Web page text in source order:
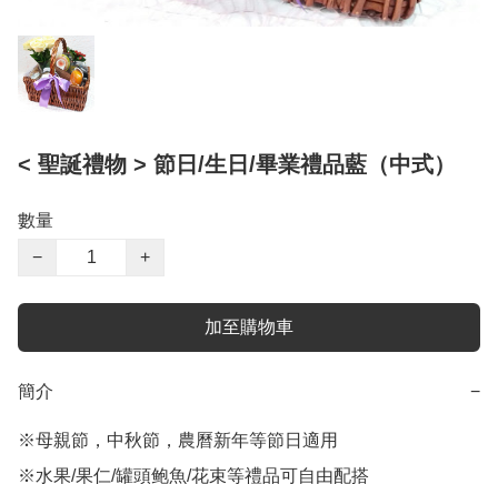
< 聖誕禮物 > 節日/生日/畢業禮品藍（中式）
數量
−
+
加至購物車
簡介 −
※母親節，中秋節，農曆新年等節日適用
※水果/果仁/罐頭鲍魚/花束等禮品可自由配搭